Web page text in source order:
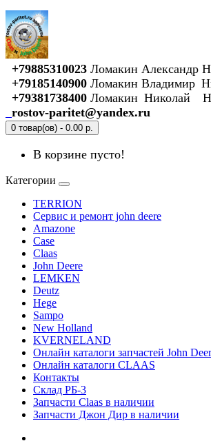
+79885310023 Ломакин Александр
+79185140900 Ломакин Владимир
+79381738400 Ломакин Николай
rostov-paritet@yandex.ru
0 товар(ов) - 0.00 р.
В корзине пусто!
Категории
TERRION
Сервис и ремонт john deere
Amazone
Case
Claas
John Deere
LEMKEN
Deutz
Hege
Sampo
New Holland
KVERNELAND
Онлайн каталоги запчастей John
Онлайн каталоги CLAAS
Контакты
Склад РБ-3
Запчасти Claas в наличии
Запчасти Джон Дир в наличии